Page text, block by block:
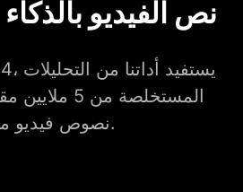
نص الفيديو
المستخلصة من
نصوص فيديو مثالية.